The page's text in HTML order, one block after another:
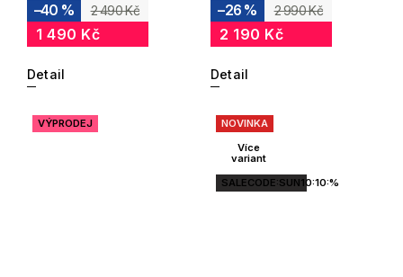
2 490 Kč
–40 %
1 490 Kč
Detail
2 990 Kč
–26 %
2 190 Kč
Detail
VÝPRODEJ
NOVINKA
Více
variant
SALECODE:SUN10:10:%